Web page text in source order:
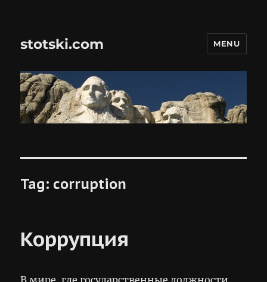
stotski.com MENU
Tag: corruption
Коррупция
В мире, где государственные должности